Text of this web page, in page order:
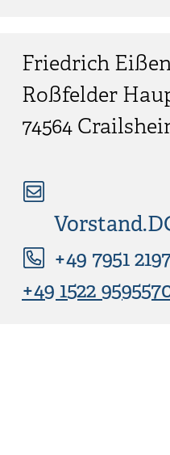
Friedrich
Roßfelder
74564
+49 7951
+49 1522